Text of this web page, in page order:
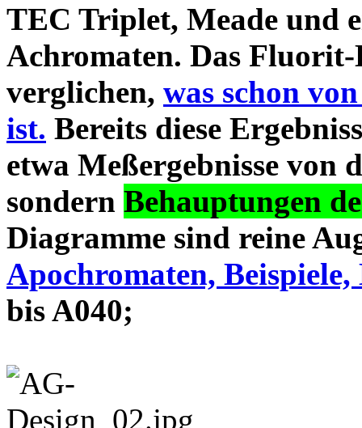
TEC Triplet, Meade und
Achromaten. Das
verglichen, was schon
ist. Bereits diese
etwa Meßergebnisse von
sondern Behauptungen
Diagramme sind reine
Apochromaten, Beispiele,
bis A040;